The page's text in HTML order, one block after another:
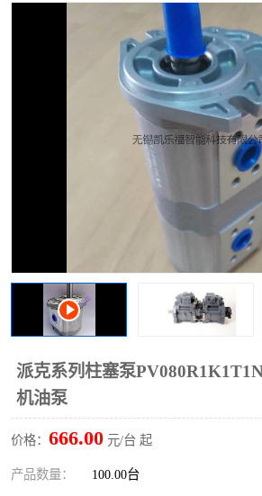
派克系列柱塞泵
机油泵
价格： 666.00 元/台 起
产品数量： 100.00台
电机
列管